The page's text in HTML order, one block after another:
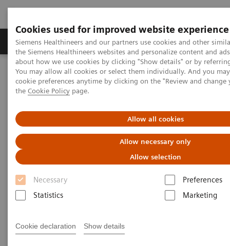
Cookies used for improved website experience
Siemens Healthineers and our partners use cookies and other
the Siemens Healthineers websites and personalize content and
about how we use cookies by clicking "Show details" or by
You may allow all cookies or select them individually. And you
cookie preferences anytime by clicking on the "Review and
the Cookie Policy page.
Allow all cookies
Allow necessary only
Allow selection
Necessary
Preferences
Statistics
Marketing
Cookie declaration Show details
製品＆サービス サポート情報 Insights
ホーム 画像診断・治療装置
磁気共鳴診断装置（MRI）
MRI導入に関するトピック・ユーザー事例
スポーツ医学とMRI検査を特色とする整形外科クリニック
スポーツ医学とMRI検査を特色
とする “とがった整形外科ク
リニック”として 医療提供し
ていきたい
く～第1回
まつい整形外科 桜坂スポーツ関節クリニック